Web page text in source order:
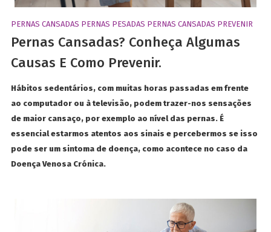
PERNAS CANSADAS PERNAS PESADAS PERNAS CANSADAS PREVENIR
Pernas Cansadas? Conheça Algumas
Causas E Como Prevenir.
Hábitos sedentários, com muitas horas passadas em frente
ao computador ou à televisão, podem trazer-nos sensações
de maior cansaço, por exemplo ao nível das pernas. É
essencial estarmos atentos aos sinais e percebermos se isso
pode ser um sintoma de doença, como acontece no caso da
Doença Venosa Crónica.